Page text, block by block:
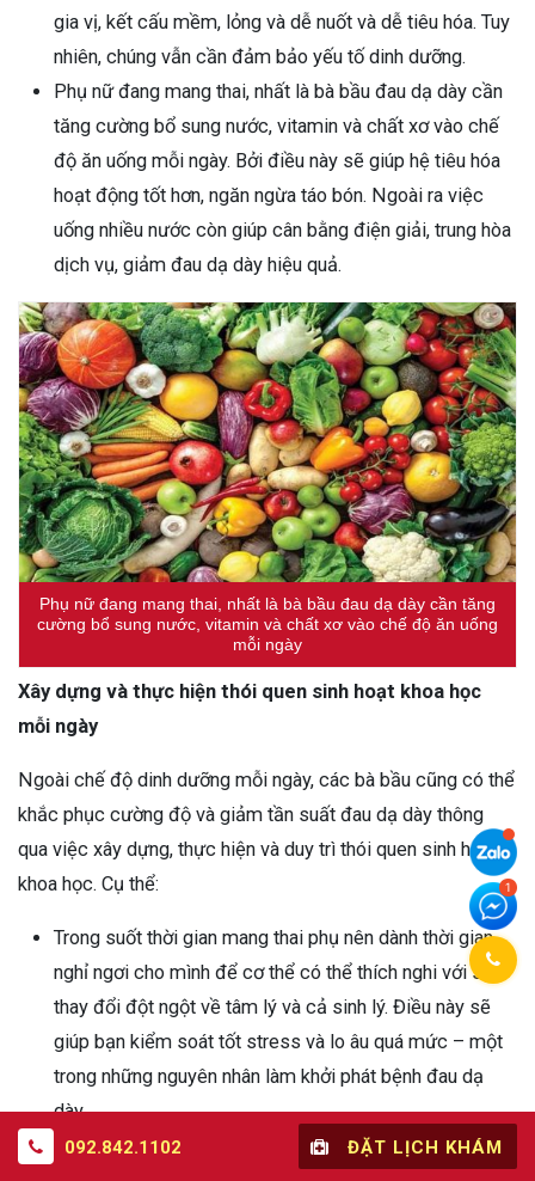
gia vị, kết cấu mềm, lỏng và dễ nuốt và dễ tiêu hóa. Tuy
nhiên, chúng vẫn cần đảm bảo yếu tố dinh dưỡng.
Phụ nữ đang mang thai, nhất là bà bầu đau dạ dày cần
tăng cường bổ sung nước, vitamin và chất xơ vào chế
độ ăn uống mỗi ngày. Bởi điều này sẽ giúp hệ tiêu hóa
hoạt động tốt hơn, ngăn ngừa táo bón. Ngoài ra việc
uống nhiều nước còn giúp cân bằng điện giải, trung hòa
dịch vụ, giảm đau dạ dày hiệu quả.
Phụ nữ đang mang thai, nhất là bà bầu đau dạ dày cần tăng
cường bổ sung nước, vitamin và chất xơ vào chế độ ăn uống
mỗi ngày
Xây dựng và thực hiện thói quen sinh hoạt khoa học
mỗi ngày
Ngoài chế độ dinh dưỡng mỗi ngày, các bà bầu cũng có thể
khắc phục cường độ và giảm tần suất đau dạ dày thông
qua việc xây dựng, thực hiện và duy trì thói quen sinh hoạt
khoa học. Cụ thể:
Trong suốt thời gian mang thai phụ nên dành thời gian
nghỉ ngơi cho mình để cơ thể có thể thích nghi với sự
thay đổi đột ngột về tâm lý và cả sinh lý. Điều này sẽ
giúp bạn kiểm soát tốt stress và lo âu quá mức – một
trong những nguyên nhân làm khởi phát bệnh đau dạ
dày.
Khi thai nhi phát triển tương đối lớn, mẹ bầu nên ngừng
092.842.1102 ĐẶT LỊCH KHÁM